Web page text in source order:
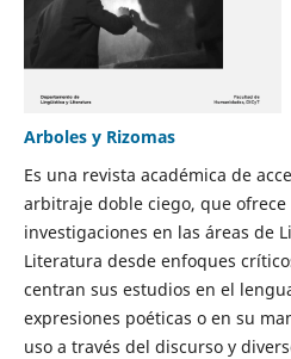
Arboles y Rizomas
Es una revista académica de
arbitraje doble ciego, que
investigaciones en las áreas de
Literatura desde enfoques
centran sus estudios en el
expresiones poéticas o en su
uso a través del discurso y